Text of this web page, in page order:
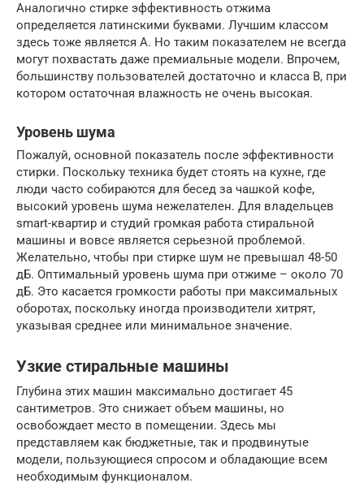
Аналогично стирке эффективность отжима
определяется латинскими буквами. Лучшим классом
здесь тоже является A. Но таким показателем не всегда
могут похвастать даже премиальные модели. Впрочем,
большинству пользователей достаточно и класса B, при
котором остаточная влажность не очень высокая.
Уровень шума
Пожалуй, основной показатель после эффективности
стирки. Поскольку техника будет стоять на кухне, где
люди часто собираются для бесед за чашкой кофе,
высокий уровень шума нежелателен. Для владельцев
smart-квартир и студий громкая работа стиральной
машины и вовсе является серьезной проблемой.
Желательно, чтобы при стирке шум не превышал 48-50
дБ. Оптимальный уровень шума при отжиме – около 70
дБ. Это касается громкости работы при максимальных
оборотах, поскольку иногда производители хитрят,
указывая среднее или минимальное значение.
Узкие стиральные машины
Глубина этих машин максимально достигает 45
сантиметров. Это снижает объем машины, но
освобождает место в помещении. Здесь мы
представляем как бюджетные, так и продвинутые
модели, пользующиеся спросом и обладающие всем
необходимым функционалом.